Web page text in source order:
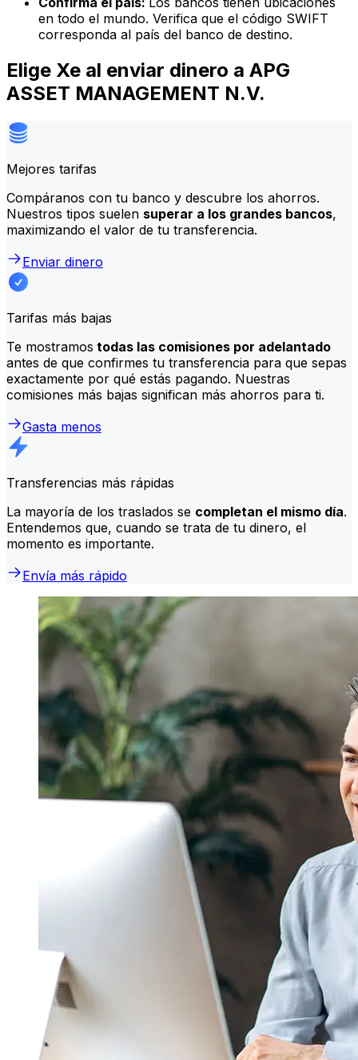
en todo el mundo. Verifica que el código SWIFT
corresponda al país del banco de destino.
Elige Xe al enviar dinero a APG
ASSET MANAGEMENT N.V.
Mejores tarifas
Compáranos con tu banco y descubre los ahorros.
Nuestros tipos suelen superar a los grandes bancos,
maximizando el valor de tu transferencia.
Enviar dinero
Tarifas más bajas
Te mostramos todas las comisiones por adelantado
antes de que confirmes tu transferencia para que sepas
exactamente por qué estás pagando. Nuestras
comisiones más bajas significan más ahorros para ti.
Gasta menos
Transferencias más rápidas
La mayoría de los traslados se completan el mismo día.
Entendemos que, cuando se trata de tu dinero, el
momento es importante.
Envía más rápido